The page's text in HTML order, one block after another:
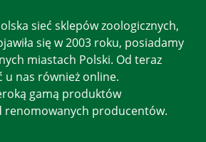
sieć sklepów zoologicznych,
się w 2003 roku, posiadamy
miastach Polski. Od teraz
u nas również online.
gamą produktów
renomowanych producentów.